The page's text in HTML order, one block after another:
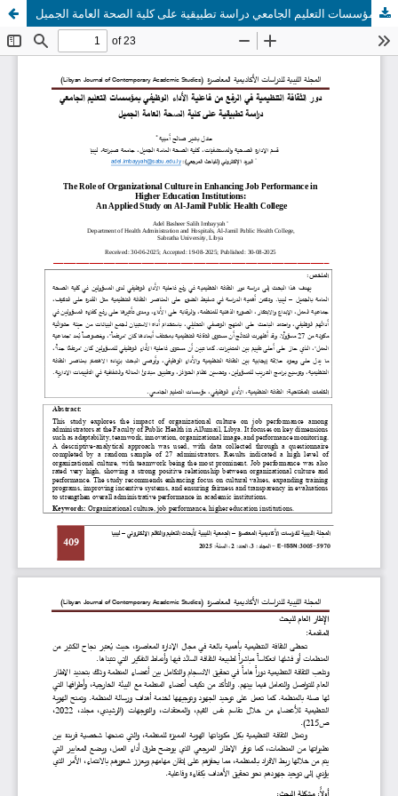
دور الثقافة التنظيمية في الرفع من فاعلية الأداء الوظيفي بمؤسسات التعليم الجامعي دراسة تطبيقية على كلية الصحة العامة الجميل